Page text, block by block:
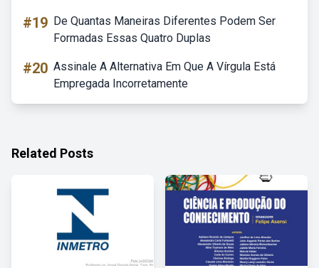
#19 De Quantas Maneiras Diferentes Podem Ser
Formadas Essas Quatro Duplas
#20 Assinale A Alternativa Em Que A Vírgula Está
Empregada Incorretamente
Related Posts